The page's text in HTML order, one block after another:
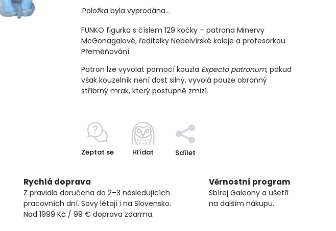
Položka byla vyprodána…
FUNKO figurka s číslem 129 kočky – patrona Minervy
McGonagalové, ředitelky Nebelvírské koleje a profesorkou
Přeměňování.
Patron lze vyvolat pomocí kouzla Expecto patronum, pokud
však kouzelník není dost silný, vyvolá pouze obranný
stříbrný mrak, který postupně zmizí.
Zeptat se Hlídat Sdílet
Rychlá doprava
Z pravidla doručena do 2–3 následujících
pracovních dní. Sovy létají i na Slovensko.
Nad 1999 Kč / 99 € doprava zdarma.
Věrnostní program
Sbírej Galeony a ušetři
na dalším nákupu.